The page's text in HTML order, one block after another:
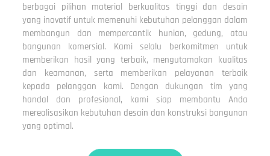
berbagai pilihan material berkualitas tinggi dan desain
yang inovatif untuk memenuhi kebutuhan pelanggan dalam
membangun dan mempercantik hunian, gedung, atau
bangunan komersial. Kami selalu berkomitmen untuk
memberikan hasil yang terbaik, mengutamakan kualitas
dan keamanan, serta memberikan pelayanan terbaik
kepada pelanggan kami. Dengan dukungan tim yang
handal dan profesional, kami siap membantu Anda
merealisasikan kebutuhan desain dan konstruksi bangunan
yang optimal.